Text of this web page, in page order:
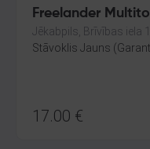
Freelander
Jēkabpils, Brīvības iela
Stāvoklis Jauns
17.00 €